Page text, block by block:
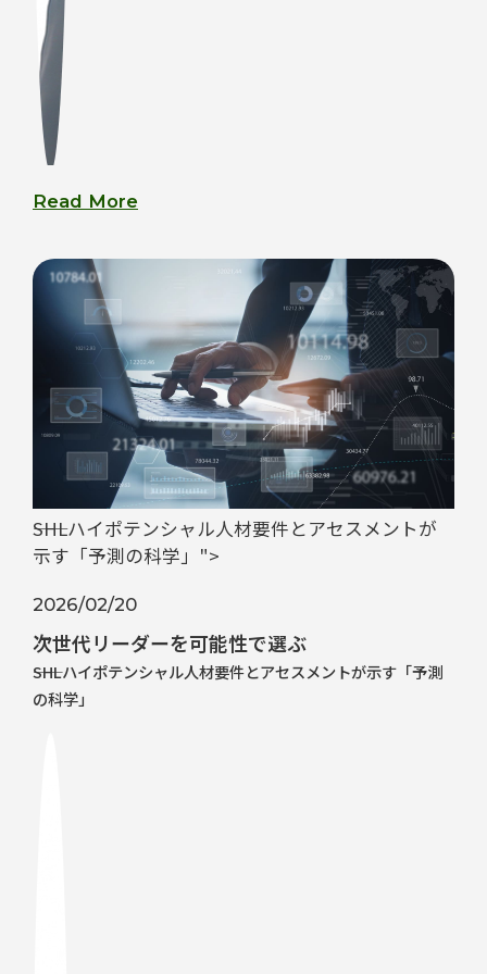
Read More
――SHLハイポテンシャル人材要件とアセスメントが
示す「予測の科学」">
2026/02/20
次世代リーダーを可能性で選ぶ
――SHLハイポテンシャル人材要件とアセスメントが示す「予測
の科学」